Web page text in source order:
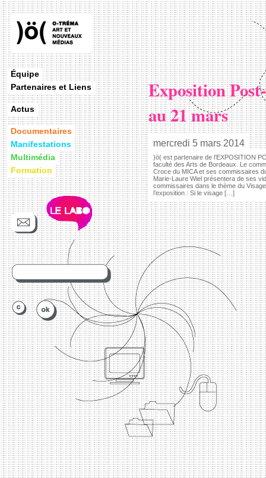
Exposition
au 21 mars
mercredi 5 mars 2014
)ö( est partenaire de l’EXPOSITION
faculté des Arts de Bordeaux. Le
Croce du MICA et ses commissaires
Marie-Laure Wiel présentera de ses
commissaires dans le thème du
l’exposition : Si le visage […]
Équipe
Partenaires et Liens
Actus
Documentaires
Manifestations
Multimédia
Formation